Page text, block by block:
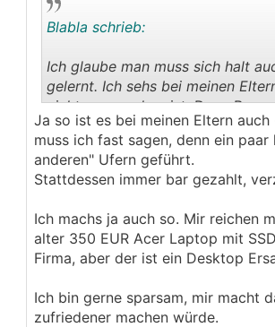
Blabla schrieb:
Ich glaube man muss sich halt
gelernt. Ich sehs bei meinen
nichts zu machen ist. Dazu
100% ausgeben und die sagen
oder weniger ist. Sie leben
würde nichts ändern, sie
Mama einfach nur gesagt "jetzt
Ja so ist es bei meinen Eltern
muss ich fast sagen, denn ein
anderen" Ufern geführt.
Stattdessen immer bar gezahlt,
Ich machs ja auch so. Mir reichen
alter 350 EUR Acer Laptop mit
Firma, aber der ist ein Desktop
Ich bin gerne sparsam, mir macht
zufriedener machen würde.